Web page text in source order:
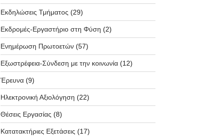
Εκδηλώσεις Τμήματος (29)
Εκδρομές-Εργαστήριο στη Φύση (2)
Ενημέρωση Πρωτοετών(57)
Εξωστρέφεια-Σύνδεση με την κοινωνία(12)
Έρευνα(9)
Ηλεκτρονική Αξιολόγηση (22)
Θέσεις Εργασίας (8)
Κατατακτήριες Εξετάσεις (17)